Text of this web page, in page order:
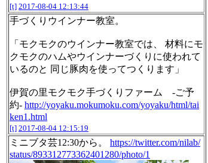
[t] 2017-08-04 12:13:44
手づくりウインナー教室。
「モクモクのウインナー教室では、 材料にモ
クモクのハムやウインナーづくりに使われて
いるのと 同じ豚肉を使ってつくります」
伊賀の里モクモク手づくりファーム -ご予
約- http://yoyaku.mokumoku.com/yoyaku/html/tai
ken1.html
[t] 2017-08-04 12:15:19
ミニブタ芸12:30から。 https://twitter.com/nilab/
status/893312773362401280/photo/1